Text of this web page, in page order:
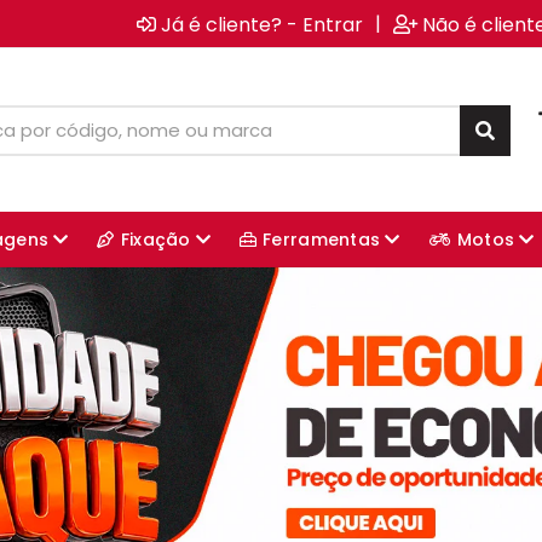
Já é cliente? - Entrar | Não é
Fixação Ferramentas Motos